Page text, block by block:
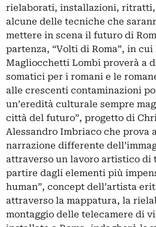
rielaborati, installazioni, ritratti,
alcune delle tecniche che
mettere in scena il futuro di
partenza, “Volti di Roma”, in
Magliocchetti Lombi proverà a
somatici per i romani e le
alle crescenti contaminazioni
un’eredità culturale sempre
città del futuro”, progetto di
Alessandro Imbriaco che prova
narrazione differente
attraverso un lavoro artistico di
partire dagli elementi più
human”, concept dell’artista
attraverso la mappatura, la
montaggio delle telecamere di